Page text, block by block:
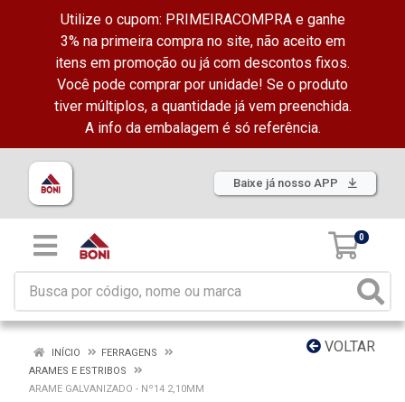
Utilize o cupom: PRIMEIRACOMPRA e ganhe
3% na primeira compra no site, não aceito em
itens em promoção ou já com descontos fixos.
Você pode comprar por unidade! Se o produto
tiver múltiplos, a quantidade já vem preenchida.
A info da embalagem é só referência.
Baixe já nosso APP
0
VOLTAR
INÍCIO
FERRAGENS
ARAMES E ESTRIBOS
ARAME GALVANIZADO - Nº14 2,10MM